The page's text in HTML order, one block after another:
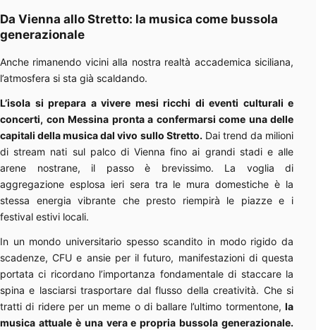
Da Vienna allo Stretto: la musica come bussola
generazionale
Anche rimanendo vicini alla nostra realtà accademica siciliana,
l’atmosfera si sta già scaldando.
L’isola si prepara a vivere mesi ricchi di eventi culturali e
concerti, con Messina pronta a confermarsi come una delle
capitali della musica dal vivo sullo Stretto.Dai trend da milioni
di stream nati sul palco di Vienna fino ai grandi stadi e alle
arene nostrane, il passo è brevissimo. La voglia di
aggregazione esplosa ieri sera tra le mura domestiche è la
stessa energia vibrante che presto riempirà le piazze e i
festival estivi locali.
In un mondo universitario spesso scandito in modo rigido da
scadenze, CFU e ansie per il futuro, manifestazioni di questa
portata ci ricordano l’importanza fondamentale di staccare la
spina e lasciarsi trasportare dal flusso della creatività. Che si
tratti di ridere per un meme o di ballare l’ultimo tormentone, la
musica attuale è una vera e propria bussola generazionale.